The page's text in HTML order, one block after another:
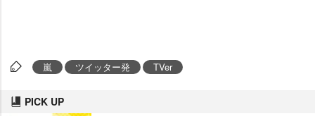
嵐 ツイッター発 TVer
PICK UP